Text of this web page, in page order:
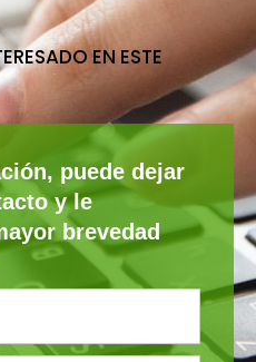
EN ESTE
puede dejar
y le
brevedad